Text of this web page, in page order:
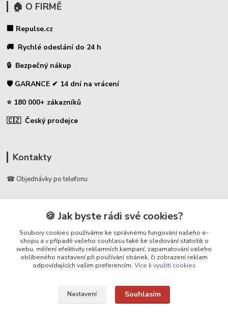
🏠 O FIRMĚ
🏢 Repulse.cz
🚚 Rychlé odeslání do 24 h
🔒 Bezpečný nákup
🛡️ GARANCE ✔ 14 dní na vrácení
⭐ 180 000+ zákazníků
🇨🇿 Český prodejce
Kontakty
☎ Objednávky po telefonu
🛡️ Infolinka
📞 728 007 997
⏰ Po - Pá | 7:00 - 13:30 |
info@repulse.cz
Upravit sběr cookies.
🍪 Jak byste rádi své cookies?
Soubory cookies používáme ke správnému fungování našeho e-
shopu a v případě vašeho souhlasu také ke sledování statistik o
webu, měření efektivity reklamních kampaní, zapamatování vašeho
oblíbeného nastavení při používání stránek, či zobrazení reklam
odpovídajících vašim preferencím. Více k využití cookies
Nastavení Souhlasím